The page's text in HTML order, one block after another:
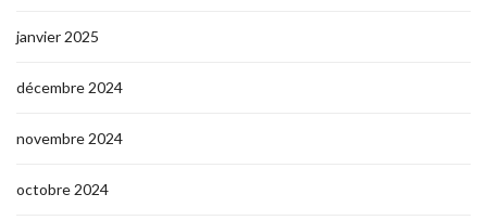
janvier 2025
décembre 2024
novembre 2024
octobre 2024